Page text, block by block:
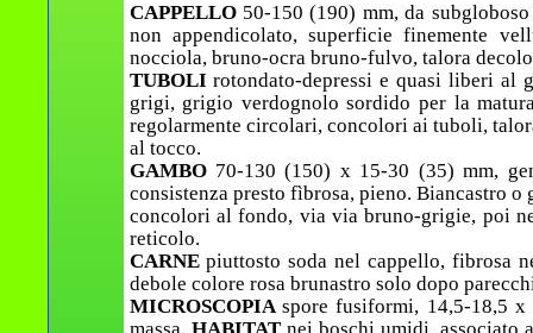
CAPPELLO 50-150 (190) mm, da
non appendicolato, superficie finemente
nocciola, bruno-ocra bruno-fulvo, talora
TUBOLIrotondato-depressi e quasi liberi al
grigi, grigio verdognolo sordido per la
regolarmente circolari, concolori ai tuboli,
al tocco.
GAMBO 70-130 (150) x 15-30 (35) mm,
consistenza presto fìbrosa, pieno. Biancastro
concolori al fondo, via via bruno-grigie, poi
reticolo.
CARNEpiuttosto soda nel cappello, fibrosa
debole colore rosa brunastro solo dopo
MICROSCOPIA spore fusiformi, 14,5-18,5